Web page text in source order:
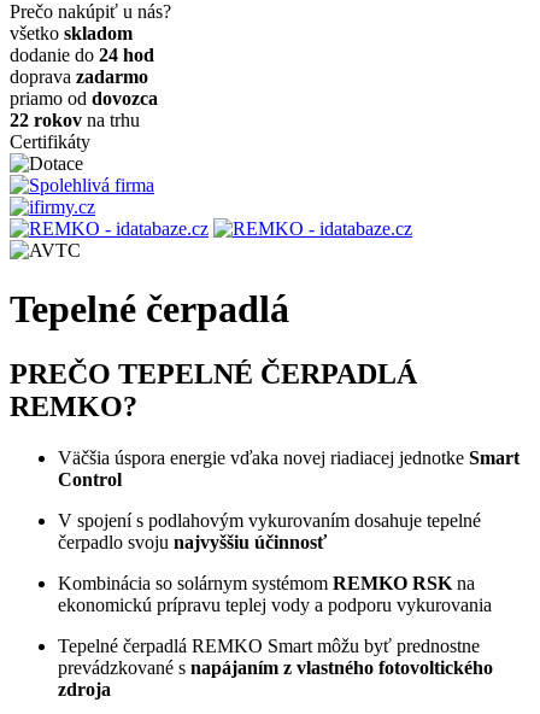
Prečo nakúpiť u nás?
všetko skladom
dodanie do 24 hod
doprava zadarmo
priamo od dovozca
22 rokov na trhu
Certifikáty
Tepelné čerpadlá
PREČO TEPELNÉ ČERPADLÁ
REMKO?
Väčšia úspora energie vďaka novej riadiacej jednotke Smart
Control
V spojení s podlahovým vykurovaním dosahuje tepelné
čerpadlo svoju najvyššiu účinnosť
Kombinácia so solárnym systémom REMKO RSK na
ekonomickú prípravu teplej vody a podporu vykurovania
Tepelné čerpadlá REMKO Smart môžu byť prednostne
prevádzkované s napájaním z vlastného fotovoltického
zdroja